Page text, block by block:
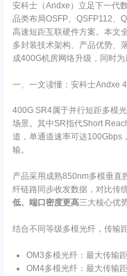
安科士（Andxe）立足下一代
品类布局OSFP、QSFP112、
高速短距互联硬件方案。本文
多封装技术架构、产品优势、
成400G机房网络升级，同时
一、一文读懂：安科士Andxe
400G SR4属于并行短距多模
场景。其中SR指代Short
道，单通道速率可达100Gbps
输。
产品采用成熟850nm多模垂直
纤链路同步收发数据，对比传
低、端口密度更高三大核心优势
结合不同等级多模光纤，传输
OM3多模光纤：最大传输
OM4多模光纤：最大传输